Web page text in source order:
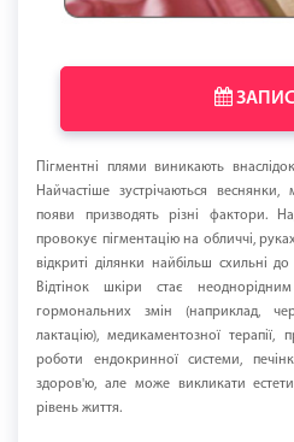
Пігментні плями виникають
Найчастіше зустрічаються
появи призводять різні фактори.
провокує пігментацію на обличчі,
відкриті ділянки найбільш схильні
Відтінок шкіри стає
гормональних змін (наприклад,
лактацію), медикаментозної
роботи ендокринної системи,
здоров'ю, але може викликати
рівень життя.